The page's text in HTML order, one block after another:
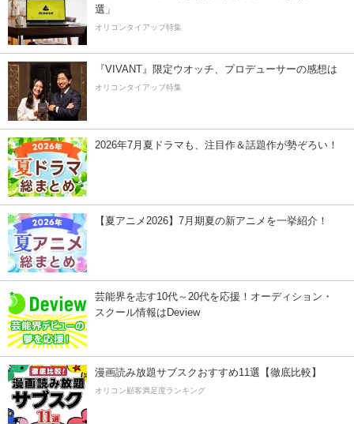
選」
オリコンタイアップ特集
『VIVANT』限定ウオッチ、プロデューサーの感想は
オリコンタイアップ特集
2026年7月夏ドラマも、注目作＆話題作が勢ぞろい！
【夏アニメ2026】7月期夏の新アニメを一挙紹介！
芸能界を志す10代～20代を応援！オーディション・
スクール情報はDeview
漫画読み放題サブスクおすすめ11選【徹底比較】
オリコン顧客満足度ランキング